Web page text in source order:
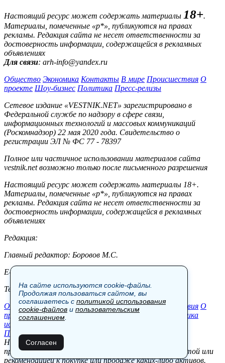
Настоящий ресурс может содержать материалы 18+.
Материалы, помеченные «р*», публикуются на правах
рекламы. Редакция сайта не несет ответственности за
достоверность информации, содержащейся в рекламных
объявлениях
Для связи: arh-info@yandex.ru
Общество Экономика Контакты В мире Происшествия О
проекте Шоу-бизнес Политика Пресс-релизы
Сетевое издание «VESTNIK.NET» зарегистрировано в
Федеральной службе по надзору в сфере связи,
информационных технологий и массовых коммуникаций
(Роскомнадзор) 22 мая 2020 года. Свидетельство о
регистрации ЭЛ № ФС 77 - 78397
Полное или частичное использовании материалов сайта
vestnik.net возможно только после письменного разрешения
Настоящий ресурс может содержать материалы 18+.
Материалы, помеченные «р*», публикуются на правах
рекламы. Редакция сайта не несет ответственности за
достоверность информации, содержащейся в рекламных
объявлениях
Редакция:
Главный редактор: Боровов М.С.
E-mail: site@vestnik.net, reb.msk@yandex.ru
Тел.: +7 (921) 720-00-97
Общество Экономика Контакты В мире Происшествия О
проекте Шоу-бизнес Политика Пресс-релизы
Политика
использования cookie-файлов
Пользовательское соглашение
Новости, аналитика, прогнозы и другие материалы,
представленные на данном сайте, не являются офертой или
рекомендацией к покупке или продаже каких-либо активов.
На сайте используются cookie-файлы.
Продолжая пользоваться сайтом, вы
соглашаетесь с политикой использования
cookie-файлов и пользовательским
соглашением
Согласен